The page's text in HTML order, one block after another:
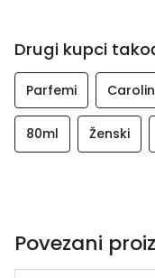
Drugi kupci
Parfemi
80ml Ženski
Povezani